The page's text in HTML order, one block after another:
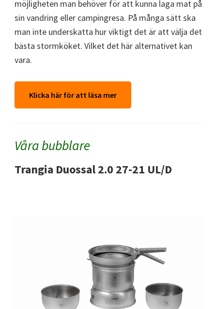
möjligheten man behöver för att kunna laga mat på
sin vandring eller campingresa. På många sätt ska
man inte underskatta hur viktigt det är att välja det
bästa stormköket. Vilket det här alternativet kan
vara.
Klicka här för att läsa mer
Våra bubblare
Trangia Duossal 2.0 27-21 UL/D